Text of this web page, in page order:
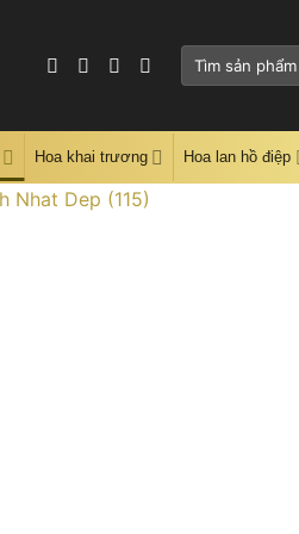
Tìm
Hoa khai trương Hoa lan hồ điệp